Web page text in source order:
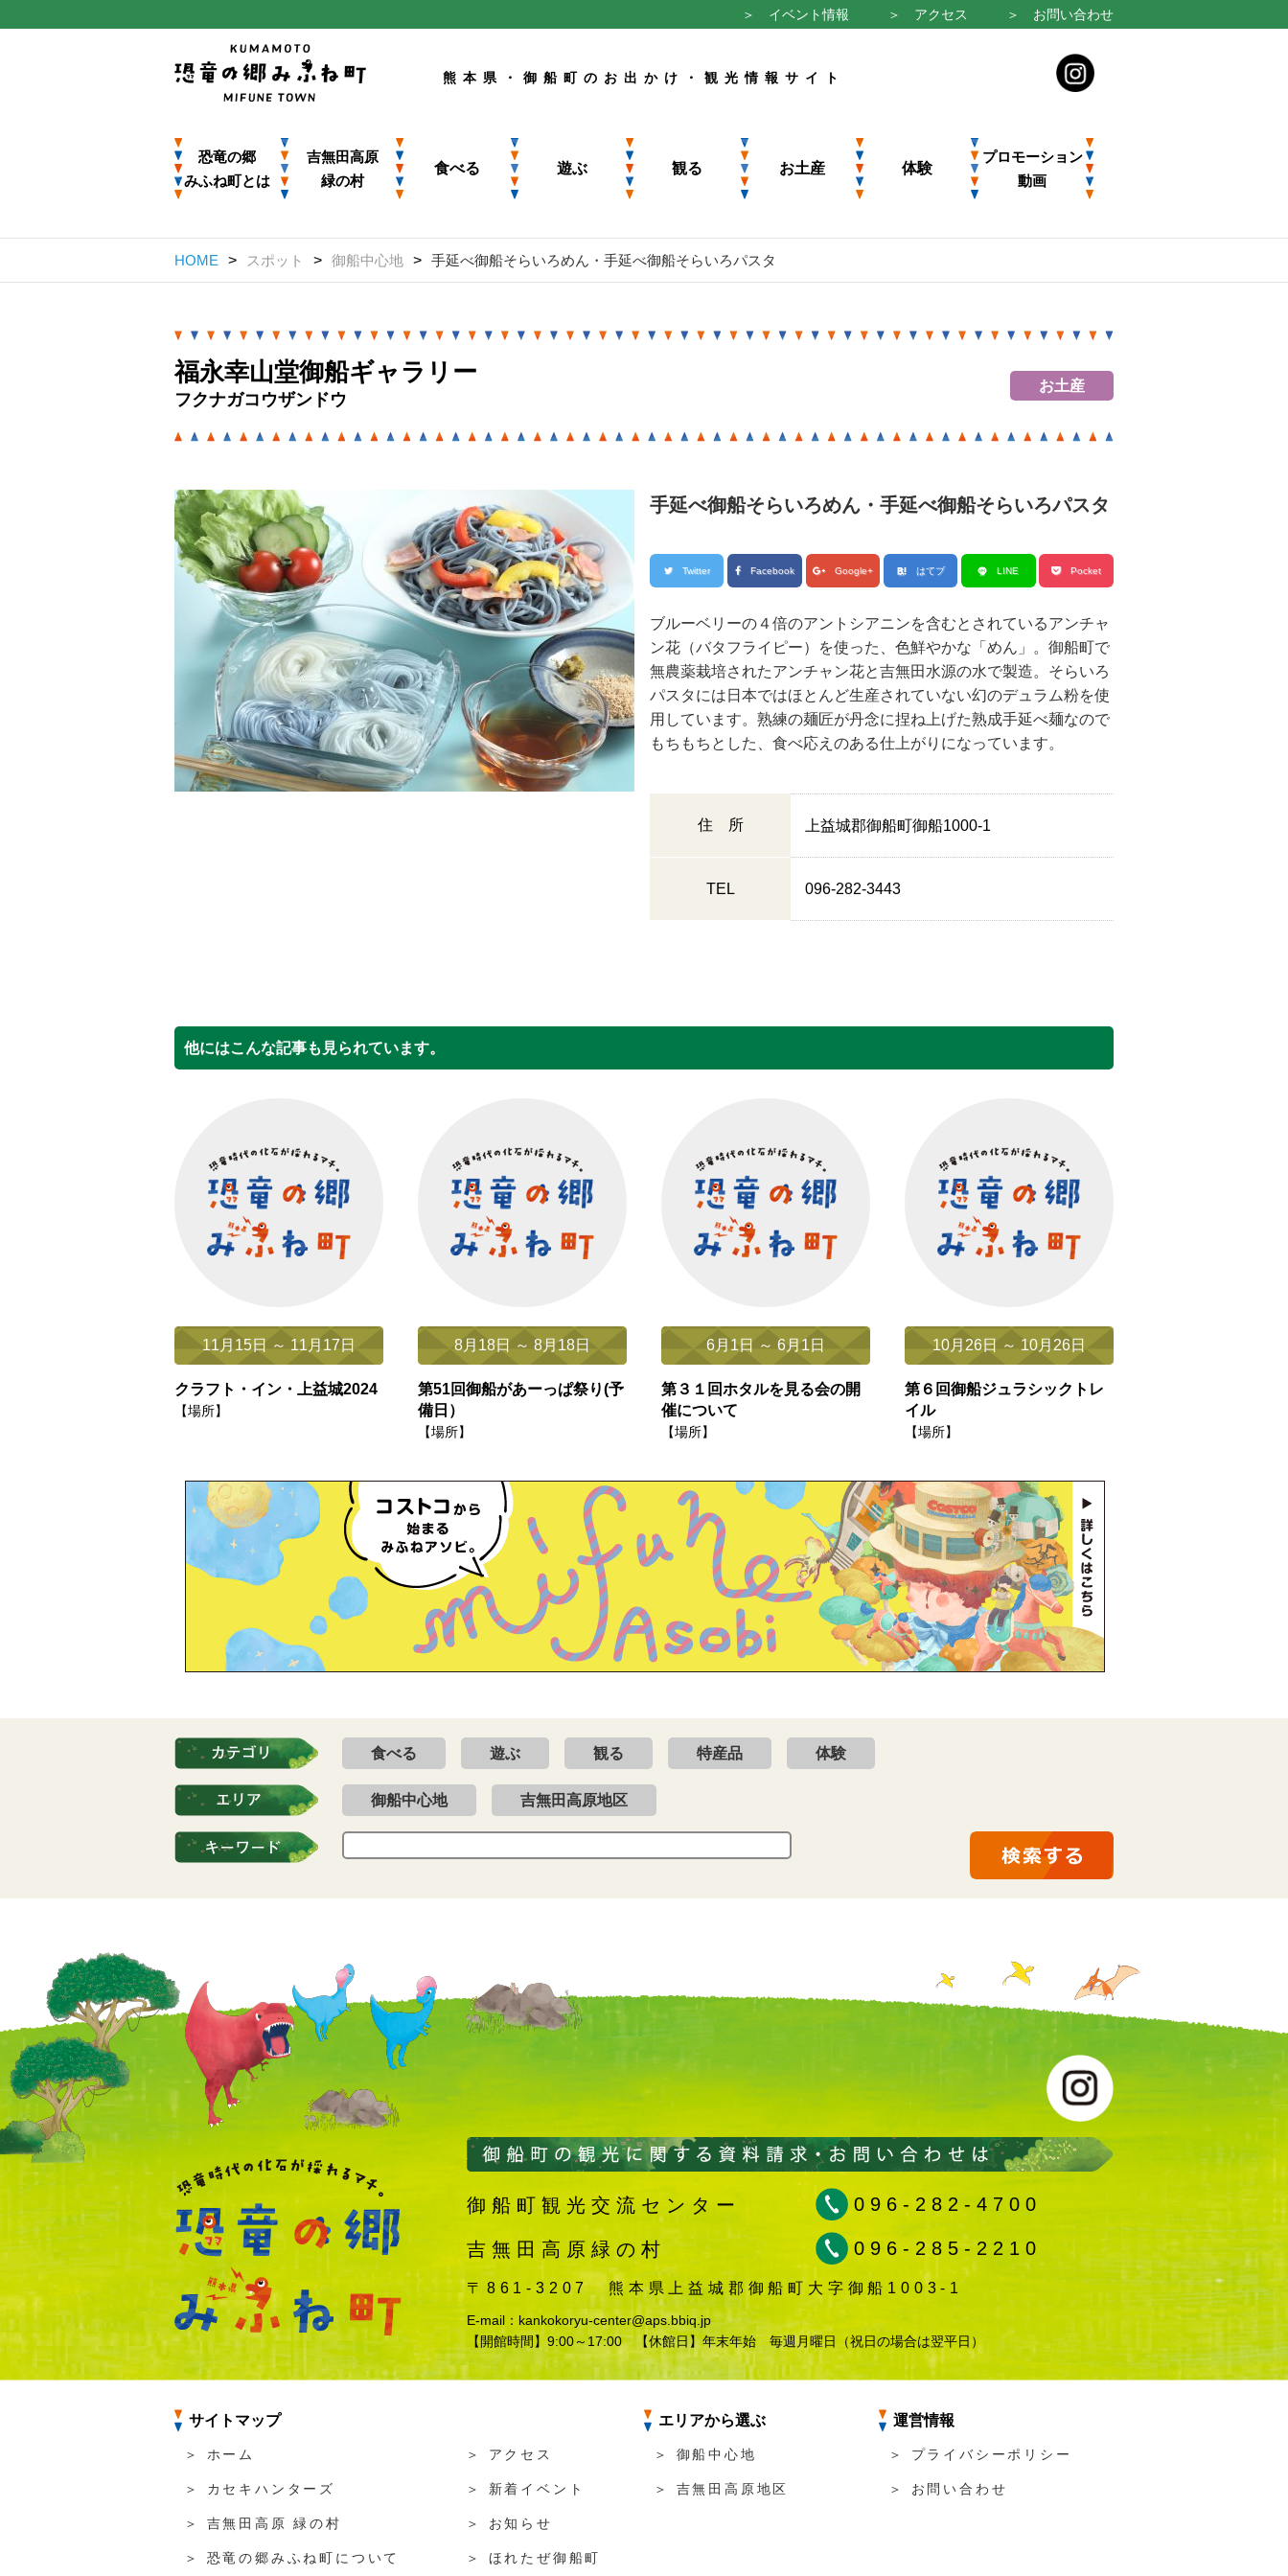
＞ イベント情報 ＞ アクセス ＞ お問い合わせ
熊本県・御船町のお出かけ・観光情報サイト
恐竜の郷
みふね町とは
吉無田高原
緑の村
食べる 遊ぶ 観る お土産 体験
プロモーション
動画
HOME スポット 御船中心地 手延べ御船そらいろめん・手延べ御船そらいろパスタ
福永幸山堂御船ギャラリー
フクナガコウザンドウ
お土産
手延べ御船そらいろめん・手延べ御船そらいろパスタ
Twitter Facebook Google+ はてブ LINE Pocket
ブルーベリーの４倍のアントシアニンを含むとされているアンチャ
ン花（バタフライピー）を使った、色鮮やかな「めん」。御船町で
無農薬栽培されたアンチャン花と吉無田水源の水で製造。そらいろ
パスタには日本ではほとんど生産されていない幻のデュラム粉を使
用しています。熟練の麺匠が丹念に捏ね上げた熟成手延べ麺なので
もちもちとした、食べ応えのある仕上がりになっています。
住 所 上益城郡御船町御船1000-1
TEL 096-282-3443
他にはこんな記事も見られています。
11月15日 ～ 11月17日
クラフト・イン・上益城2024
【場所】
8月18日 ～ 8月18日
第51回御船があーっぱ祭り(予
備日）
【場所】
6月1日 ～ 6月1日
第３１回ホタルを見る会の開
催について
【場所】
10月26日 ～ 10月26日
第６回御船ジュラシックトレ
イル
【場所】
食べる 遊ぶ 観る 特産品 体験
御船中心地 吉無田高原地区
096-282-4700
御船町観光交流センター
096-285-2210
吉無田高原緑の村
〒861-3207熊本県上益城郡御船町大字御船1003-1
E-mail：kankokoryu-center@aps.bbiq.jp
【開館時間】9:00～17:00【休館日】年末年始 毎週月曜日（祝日の場合は翌平日）
サイトマップ
＞ ホーム ＞ アクセス
＞ カセキハンターズ ＞ 新着イベント
＞ 吉無田高原 緑の村 ＞ お知らせ
＞ 恐竜の郷みふね町について ＞ ほれたぜ御船町
エリアから選ぶ
＞ 御船中心地
＞ 吉無田高原地区
運営情報
＞ プライバシーポリシー
＞ お問い合わせ